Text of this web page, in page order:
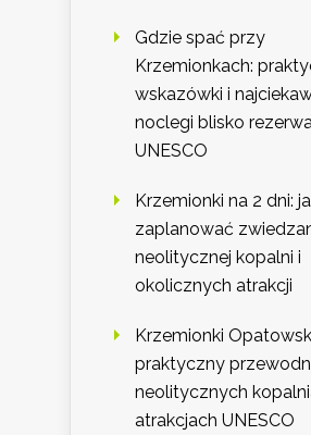
Gdzie spać przy
Krzemionkach:
wskazówki i
noclegi blisko
UNESCO
Krzemionki na 2 dni:
zaplanować
neolitycznej kopalni i
okolicznych atrakcji
Krzemionki
praktyczny
neolitycznych
atrakcjach UNESCO